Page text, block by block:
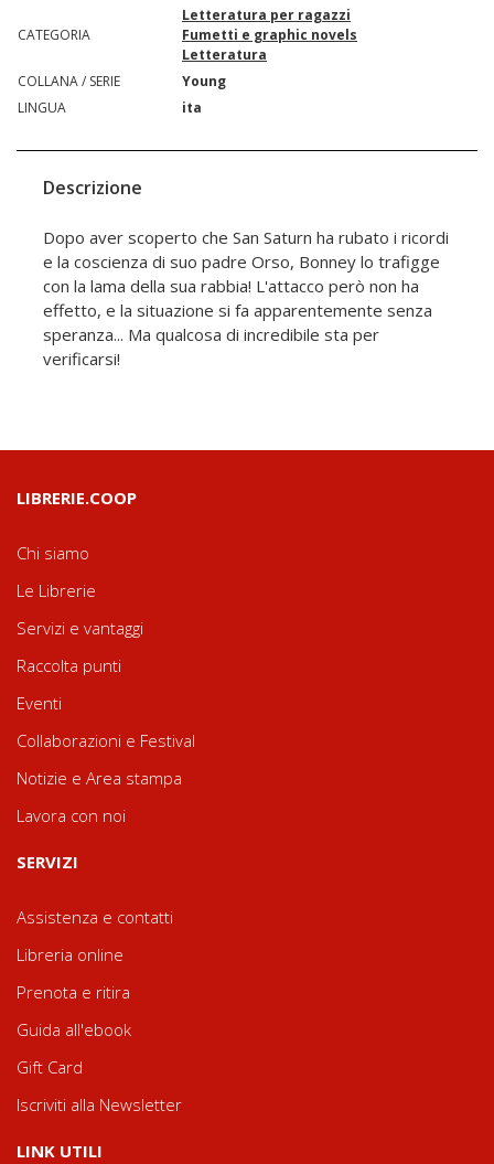
CATEGORIA
Letteratura per ragazzi
Fumetti e graphic novels
Letteratura
COLLANA / SERIE
Young
LINGUA
ita
Descrizione
Dopo aver scoperto che San Saturn ha rubato i ricordi
e la coscienza di suo padre Orso, Bonney lo trafigge
con la lama della sua rabbia! L'attacco però non ha
effetto, e la situazione si fa apparentemente senza
speranza... Ma qualcosa di incredibile sta per
verificarsi!
LIBRERIE.COOP
Chi siamo
Le Librerie
Servizi e vantaggi
Raccolta punti
Eventi
Collaborazioni e Festival
Notizie e Area stampa
Lavora con noi
SERVIZI
Assistenza e contatti
Libreria online
Prenota e ritira
Guida all'ebook
Gift Card
Iscriviti alla Newsletter
LINK UTILI